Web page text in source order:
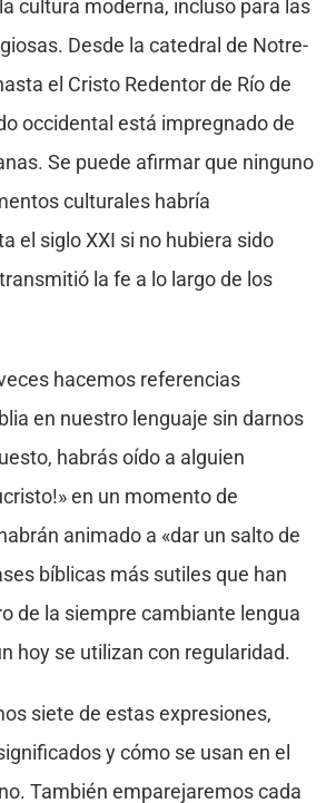
cultura moderna, incluso para las
Desde la catedral de Notre-
el Cristo Redentor de Río de
occidental está impregnado de
Se puede afirmar que ninguno
culturales habría
el siglo XXI si no hubiera sido
la fe a lo largo de los
hacemos referencias
en nuestro lenguaje sin darnos
habrás oído a alguien
en un momento de
animado a «dar un salto de
bíblicas más sutiles que han
de la siempre cambiante lengua
hoy se utilizan con regularidad.
siete de estas expresiones,
y cómo se usan en el
También emparejaremos cada